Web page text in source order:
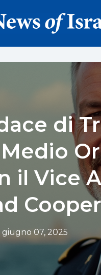
di
il Vice
Cooper
giugno 07, 2025